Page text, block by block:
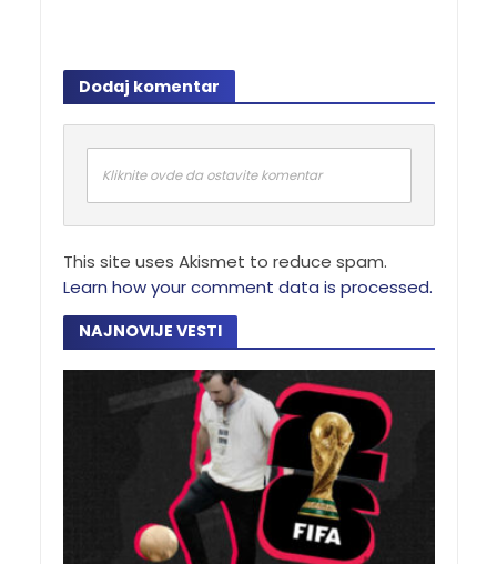
Dodaj komentar
Kliknite ovde da ostavite komentar
This site uses Akismet to reduce spam.
Learn how your comment data is processed.
NAJNOVIJE VESTI